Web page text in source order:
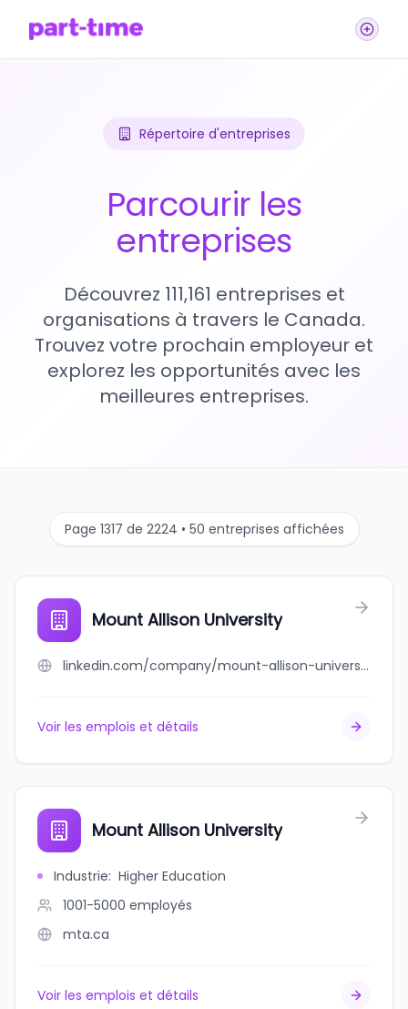
Répertoire d'entreprises
Parcourir les
entreprises
Découvrez 111,161 entreprises et
organisations à travers le Canada.
Trouvez votre prochain employeur et
explorez les opportunités avec les
meilleures entreprises.
Page 1317 de 2224 • 50 entreprises affichées
Mount Allison University
linkedin.com/company/mount-allison-university
Voir les emplois et détails
Mount Allison University
Industrie: Higher Education
1001-5000 employés
mta.ca
Voir les emplois et détails